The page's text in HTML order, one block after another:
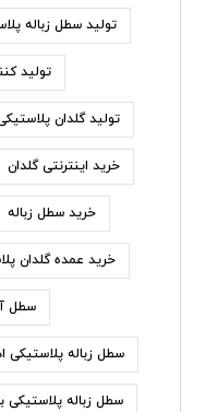
تولید سطل زباله
تولید
تولید گلدان
خرید اینترنتی گلدان
خرید سطل زباله
خرید عمده گلدان
سطل
سطل زباله پلاستیکی
سطل زباله پلاستیکی